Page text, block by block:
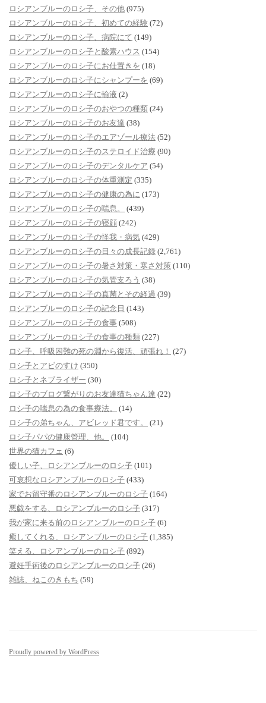
ロシアンブルーのロシ子、その他 (975)
ロシアンブルーのロシ子、初めての経験 (72)
ロシアンブルーのロシ子、病院にて (149)
ロシアンブルーのロシ子と酸素ハウス (154)
ロシアンブルーのロシ子にお仕置きを (18)
ロシアンブルーのロシ子にシャンプーを (69)
ロシアンブルーのロシ子に輸液 (2)
ロシアンブルーのロシ子のおやつの種類 (24)
ロシアンブルーのロシ子のお友達 (38)
ロシアンブルーのロシ子のエアゾール療法 (52)
ロシアンブルーのロシ子のステロイド治療 (90)
ロシアンブルーのロシ子のデンタルケア (54)
ロシアンブルーのロシ子の体重測定 (335)
ロシアンブルーのロシ子の健康の為に (173)
ロシアンブルーのロシ子の喘息。
(439)
ロシアンブルーのロシ子の寝顔 (242)
ロシアンブルーのロシ子の怪我・病気 (429)
ロシアンブルーのロシ子の日々の成長記録 (2,761)
ロシアンブルーのロシ子の暑さ対策・寒さ対策 (110)
ロシアンブルーのロシ子の気管支ろう (38)
ロシアンブルーのロシ子の真菌とその経過 (39)
ロシアンブルーのロシ子の記念日 (143)
ロシアンブルーのロシ子の食事 (508)
ロシアンブルーのロシ子の食事の種類 (227)
ロシ子、呼吸困難の死の淵から復活、頑張れ！ (27)
ロシ子とアビのすけ (350)
ロシ子とネブライザー (30)
ロシ子のブログ繋がりのお友達猫ちゃん達 (22)
ロシ子の喘息の為の食事療法。
(14)
ロシ子の弟ちゃん、アビレッド君です。
(21)
ロシ子パパの健康管理、他。
(104)
世界の猫カフェ (6)
優しい子、ロシアンブルーのロシ子 (101)
可哀想なロシアンブルーのロシ子 (433)
家でお留守番のロシアンブルーのロシ子 (164)
悪戯をする、ロシアンブルーのロシ子 (317)
我が家に来る前のロシアンブルーのロシ子 (6)
癒してくれる、ロシアンブルーのロシ子 (1,385)
笑える、ロシアンブルーのロシ子 (892)
避妊手術後のロシアンブルーのロシ子 (26)
雑誌、ねこのきもち (59)
Proudly powered by WordPress